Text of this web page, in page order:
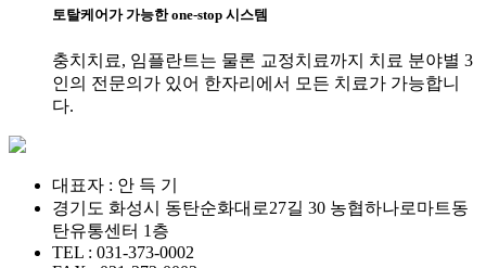
토탈케어가 가능한one-stop 시스템
충치치료, 임플란트는 물론 교정치료까지 치료 분야별 3
인의 전문의가 있어 한자리에서 모든 치료가 가능합니
다.
대표자 : 안 득 기
경기도 화성시 동탄순화대로27길 30 농협하나로마트동
탄유통센터 1층
TEL : 031-373-0002